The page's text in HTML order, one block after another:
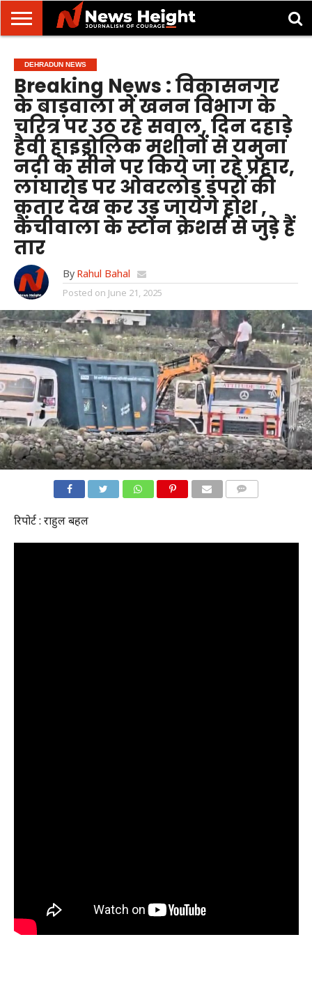
मसूरी
उत्तराखंड
उत्तरप्रदेश
राष्ट्रीय
अंतरराष्ट्रीय
क्राइम/
दुर्घटना
खेल/
मनोरंजन
ज्योतिष
शिक्षा
स्वास्थ्य
DEHRADUN NEWS
Breaking News : विकासनगर
के बाड़वाला में खनन विभाग के
चरित्र पर उठ रहे सवाल, दिन दहाड़े
हैवी हाइड्रोलिक मशीनों से यमुना
नदी के सीने पर किये जा रहे प्रहार,
लांघारोड पर ओवरलोड डंपरों की
कतार देख कर उड़ जायेंगे होश ,
कैंचीवाला के स्टोन क्रेशर्स से जुड़े हैं
तार
By Rahul Bahal
Posted on June 21, 2025
रिपोर्ट : राहुल बहल